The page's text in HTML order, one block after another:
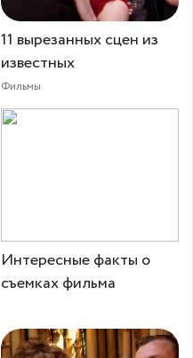
11 вырезанных сцен из
известных
Фильмы
Интересные факты о
съемках фильма